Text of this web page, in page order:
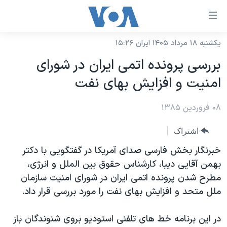
لینکهای
دسترسی
جهش
به
محتوای
اصلی
جهش
صفحه
اصلی
جهش
به
جستجو
نسخه سبک وب‌سایت
موضوع ها
ایران
آمریکا
جهان
ورزشی
گزیده‌ها
ویدیوها
برنامه های تلویزیونی
جدول برنامه ها
صفحه‌های ویژه
جام جهانی ۲۰۲۶
عملیات خشم حماسی
بایگانی برنامه‌های تلویزیونی
فرکانس‌های صدای آمریکا
پخش رادیویی
یکشنبه ۱۸ مرداد ۱۴۰۵ ایران ۱۵:۲۶
بررسی پرونده اتمی ايران در شورای
امنيت و افزايش بهای نفت
۰۸ فروردین ۱۳۸۵
اشتراک
خبرنگار بخش فارسی صدای آمريکا در گفتگويی با دکتر
بهمن آقايی ديبا، کارشناس حقوق بين الملل و انرژی،
مطرح شدن پرونده اتمی ايران در شورای امنيت سازمان
ملل متحد و افزايش بهای نفت را مورد بررسی قرار داد.
در اين برنامه خط های تلفنی استوديو بروی شنوندگان باز